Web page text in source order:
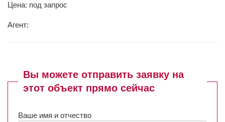
Цена: под запрос
Агент:
Вы можете отправить заявку на
этот объект прямо сейчас
Ваше имя и отчество